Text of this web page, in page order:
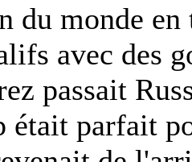
du monde
avec des
passait
était parfait